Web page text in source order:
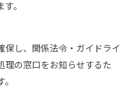
。
保し、関係法令・ガイドライ
理の窓口をお知らせするた